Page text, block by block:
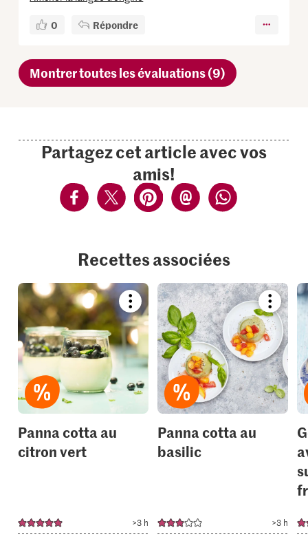
0 Répondre
Montrer toutes les évaluations (9)
Partagez cet article avec vos
amis!
Recettes associées
Bookmark
recipe
or
add
it
to
your
collections.
Panna cotta au
citron vert
>3 h
recipe
or
add
to
your
Panna cotta au
basilic
>3 h